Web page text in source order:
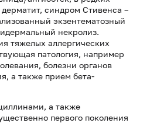
синдром Стивенса –
экзентематозный
некролиз.
тяжелых аллергических
патология, например
болезни органов
а также прием бета-
а также
первого поколения